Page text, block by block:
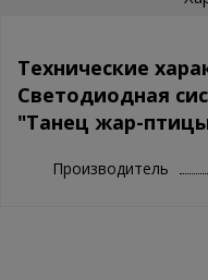
Технические
Светодиодная
"Танец жар-
Производитель